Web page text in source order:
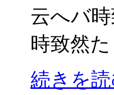
云へバ
時致然た
続きを